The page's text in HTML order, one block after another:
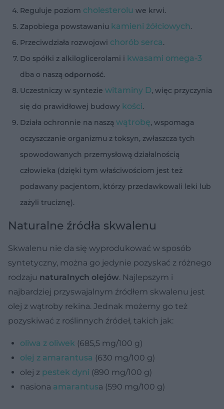
Reguluje poziom cholesterolu we krwi.
Zapobiega powstawaniu kamieni żółciowych.
Przeciwdziała rozwojowi chorób serca.
Do spółki z alkiloglicerolami i kwasami omega-3
dba o naszą odporność.
Uczestniczy w syntezie witaminy D, więc przyczynia
się do prawidłowej budowy kości.
Działa ochronnie na naszą wątrobę, wspomaga
oczyszczanie organizmu z toksyn, zwłaszcza tych
spowodowanych przemysłową działalnością
człowieka (dzięki tym właściwościom jest też
podawany pacjentom, którzy przedawkowali leki lub
zażyli truciznę).
Naturalne źródła skwalenu
Skwalenu nie da się wyprodukować w sposób
syntetyczny, można go jedynie pozyskać z różnego
rodzaju naturalnych olejów. Najlepszym i
najbardziej przyswajalnym źródłem skwalenu jest
olej z wątroby rekina. Jednak możemy go też
pozyskiwać z roślinnych źródeł, takich jak:
oliwa z oliwek (685,5 mg/100 g)
olej z amarantusa (630 mg/100 g)
olej z pestek dyni (890 mg/100 g)
nasiona amarantusa (590 mg/100 g)